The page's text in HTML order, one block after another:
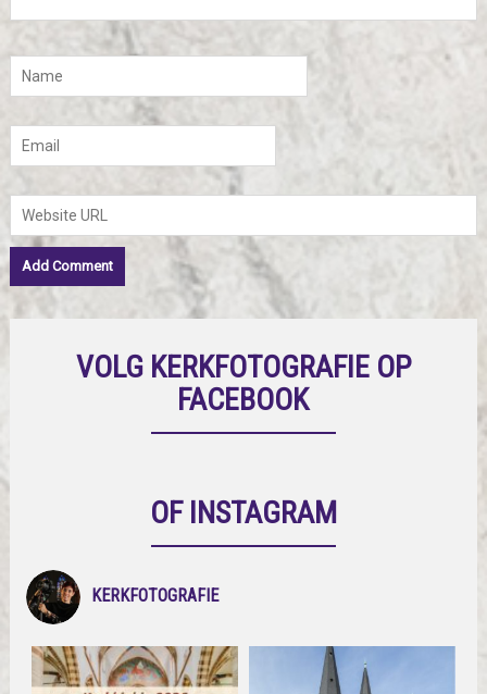
VOLG KERKFOTOGRAFIE OP
FACEBOOK
OF INSTAGRAM
KERKFOTOGRAFIE